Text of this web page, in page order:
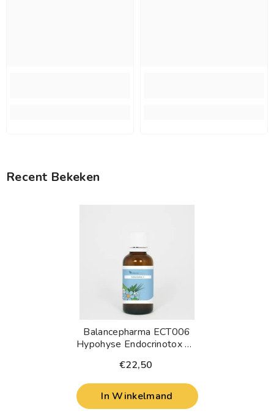
Recent Bekeken
Balancepharma ECT006
Hypohyse Endocrinotox 30
€22,50
In Winkelmand